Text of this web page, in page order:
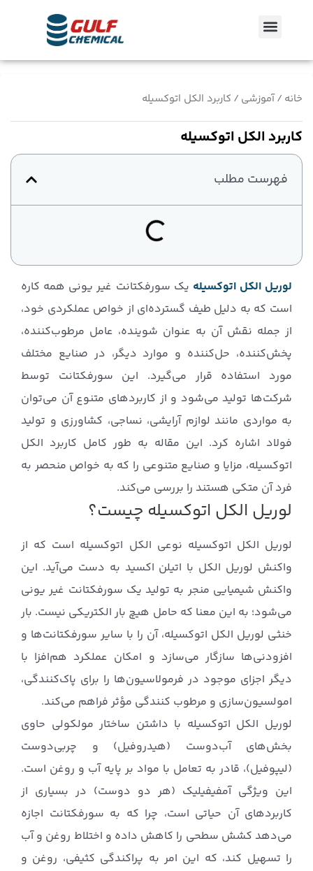
منو
خانه /آموزشی / کاربرد الکل اتوکسیله
کاربرد الکل اتوکسیله
فهرست مطلب
لوریل الکل اتوکسیله یک سورفکتانت غیر یونی همه کاره
است که به دلیل طیف گسترده‌ای از خواص عملکردی خود،
از جمله نقش آن به عنوان شوینده، عامل مرطوب‌کننده،
پخش‌کننده، حل‌کننده و موارد دیگر، در صنایع مختلف
مورد استفاده قرار می‌گیرد. این سورفکتانت توسط
شرکت‌ها تولید می‌شود و از کاربردهای متنوع آن می‌توان
به مواردی مانند لوازم آرایشی، نساجی، کشاورزی و تولید
فولاد اشاره کرد. این مقاله به طور کامل کاربرد الکل
اتوکسیله، مزایا و صنایع متنوعی را که به خواص منحصر به
فرد آن متکی هستند را بررسی می‌کند.
لوریل الکل اتوکسیله چیست؟
لوریل الکل اتوکسیله نوعی الکل اتوکسیله است که از
واکنش لوریل الکل با اتیلن اکسید به دست می‌آید. این
واکنش شیمیایی منجر به تولید یک سورفکتانت غیر یونی
می‌شود؛ به این معنا که حامل هیچ بار الکتریکی نیست. بار
خنثی لوریل الکل اتوکسیله، آن را با سایر سورفکتانت‌ها و
افزودنی‌ها سازگار می‌سازد و امکان عملکرد هم‌افزا با
دیگر اجزای موجود در فرمولاسیون‌ها را برای پاک‌کنندگی،
امولسیون‌سازی و مرطوب کنندگی مؤثر فراهم می‌کند.
لوریل الکل اتوکسیله با داشتن ساختار مولکولی حاوی
بخش‌های آب‌دوست (هیدروفیل) و چربی‌دوست
(لیپوفیل)، قادر به تعامل با مواد بر پایه آب و روغن است.
این ویژگی آمفیفیلیک (هر دو دوست) در بسیاری از
کاربردهای آن حیاتی است، چرا که به سورفکتانت اجازه
می‌دهد کشش سطحی را کاهش داده و اختلاط روغن و آب
را تسهیل کند، که این امر به پراکندگی کثیفی، روغن و